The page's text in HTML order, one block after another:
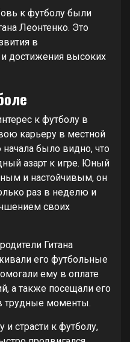
к футболу были
Леонтенко. Это
в
достижения высоких
к футболу в
карьеру в местной
было видно, что
азарт к игре. Юный
и настойчивым, он
раз в неделю и
своих
Гитана
его футбольные
ему в оплате
а также посещали его
трудные моменты.
и страсти к футболу,